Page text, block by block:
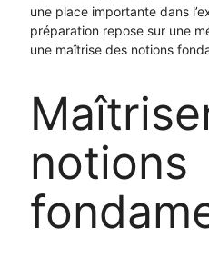
une place importante dans
préparation repose sur une
une maîtrise des notions
notions